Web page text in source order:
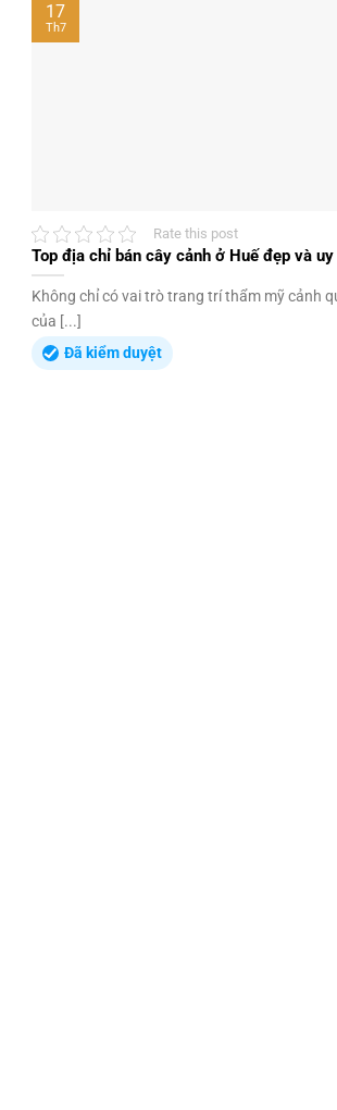
Rate this post
Top địa chỉ bán cây cảnh ở Huế đẹp và
Không chỉ có vai trò trang trí thẩm mỹ cảnh
của [...]
Đã kiểm duyệt
17
Th7